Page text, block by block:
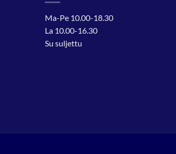
Ma-Pe 10.00-18.30
La 10.00-16.30
Su suljettu